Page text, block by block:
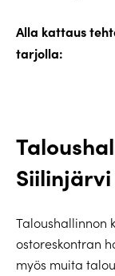
Alla kattaus
tarjolla:
Siilinjärvi
Taloushallinnon
ostoreskontran
myös muita